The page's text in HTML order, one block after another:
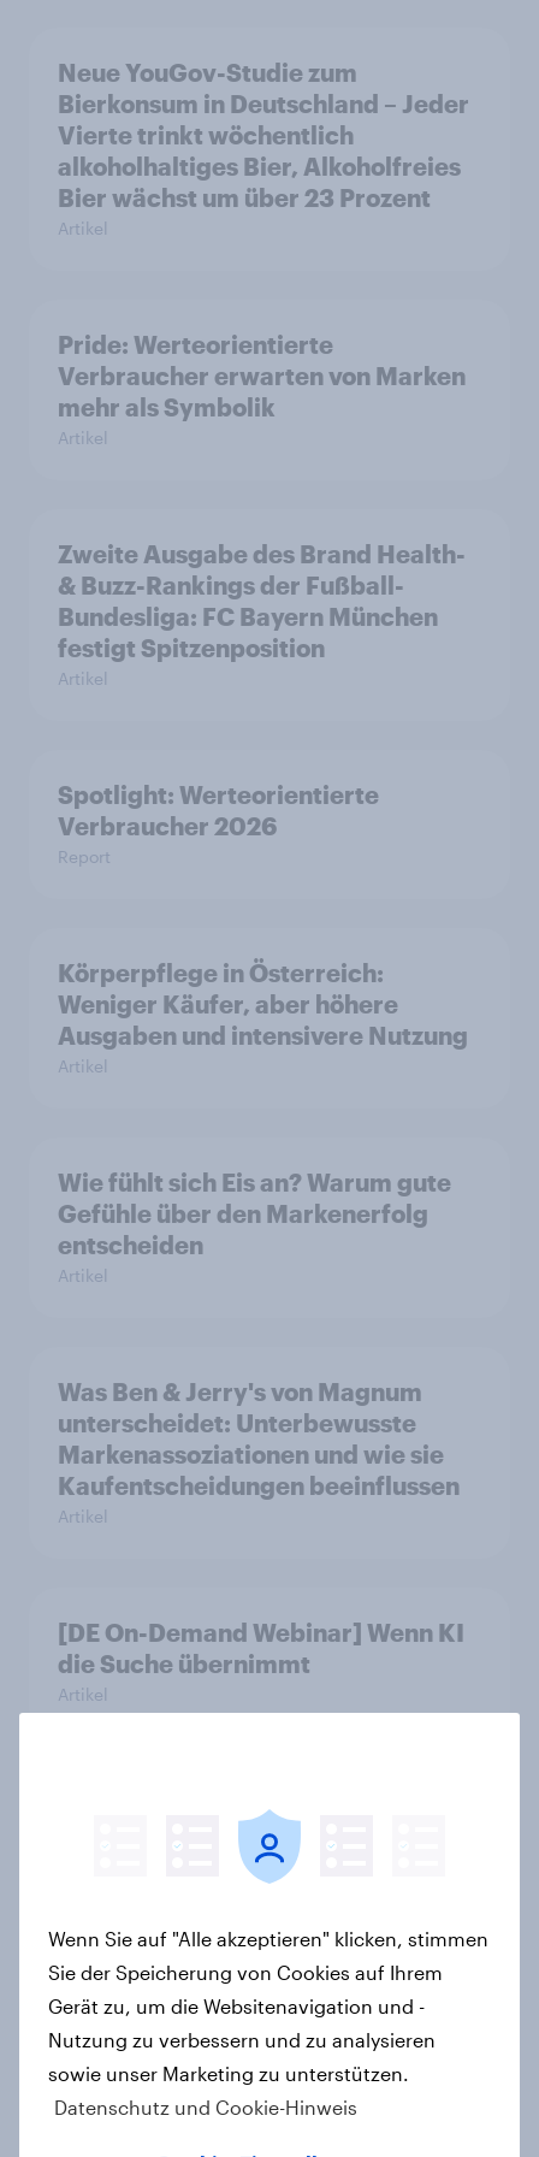
Neue YouGov-Studie zum
Bierkonsum in Deutschland – Jeder
Vierte trinkt wöchentlich
alkoholhaltiges Bier, Alkoholfreies
Bier wächst um über 23 Prozent
Artikel
Pride: Werteorientierte
Verbraucher erwarten von Marken
mehr als Symbolik
Artikel
Zweite Ausgabe des Brand Health-
& Buzz-Rankings der Fußball-
Bundesliga: FC Bayern München
festigt Spitzenposition
Artikel
Spotlight: Werteorientierte
Verbraucher 2026
Report
Körperpflege in Österreich:
Weniger Käufer, aber höhere
Ausgaben und intensivere Nutzung
Artikel
Wie fühlt sich Eis an? Warum gute
Gefühle über den Markenerfolg
entscheiden
Artikel
Was Ben & Jerry's von Magnum
unterscheidet: Unterbewusste
Markenassoziationen und wie sie
Kaufentscheidungen beeinflussen
Artikel
[DE On-Demand Webinar] Wenn KI
die Suche übernimmt
Artikel
Das Geschäft mit dem Schlaf: Frei
verkäufliches Melatonin dominiert,
doch digitale Produkte bieten
Artikel
Wie FRoSTA mit YouGov Shopper
käuferorientierte
Wachstumschancen in der
Wenn Sie auf "Alle akzeptieren" klicken, stimmen
Sie der Speicherung von Cookies auf Ihrem
Gerät zu, um die Websitenavigation und -
Nutzung zu verbessern und zu analysieren
sowie unser Marketing zu unterstützen.
Datenschutz und Cookie-Hinweis